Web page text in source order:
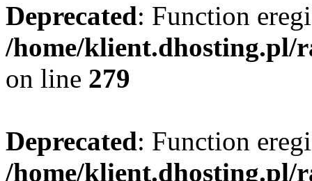
Deprecated: Function
/home/klient.dhosting.pl/
on line 279
Deprecated: Function
/home/klient.dhosting.pl/